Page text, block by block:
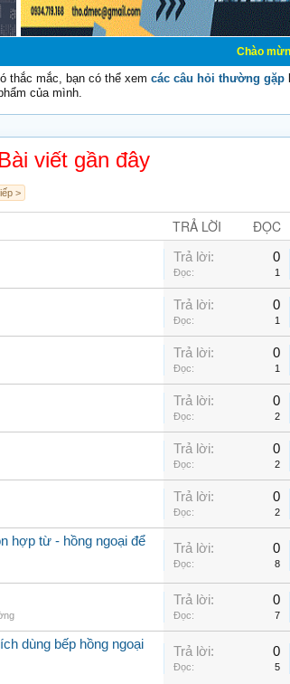
Chào mừng các bạn
thắc mắc, bạn có thể xem các câu hỏi thường gặp
của mình.
Bài viết gần đây
>
TRẢ LỜI ĐỌC
Trả lời: 0
Đọc: 1
Trả lời: 0
Đọc: 1
Trả lời: 0
Đọc: 1
Trả lời: 0
Đọc: 2
Trả lời: 0
Đọc: 2
Trả lời: 0
Đọc: 2
hợp từ - hồng ngoại để
Trả lời: 0
Đọc: 8
Trả lời: 0
Đọc: 7
dùng bếp hồng ngoại
Trả lời: 0
Đọc: 5